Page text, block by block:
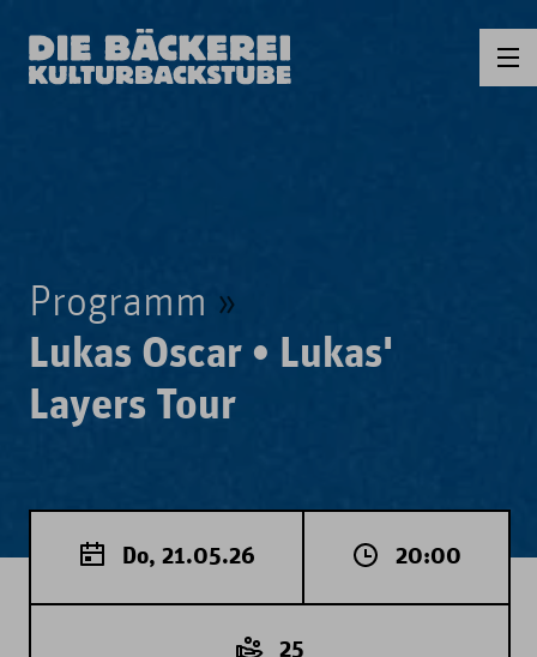
Programm
Lukas Oscar • Lukas'
Layers Tour
Do, 21.05.26 20:00
25